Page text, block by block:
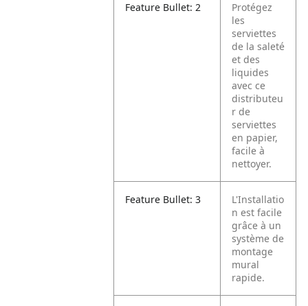
Feature Bullet: 2
Protégez
les
serviettes
de la saleté
et des
liquides
avec ce
distributeu
r de
serviettes
en papier,
facile à
nettoyer.
Feature Bullet: 3
L'Installatio
n est facile
grâce à un
système de
montage
mural
rapide.